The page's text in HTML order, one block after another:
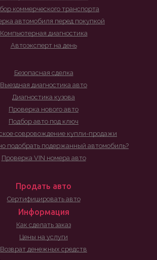
коммерческого транспорта
автомобиля перед покупкой
Компьютерная диагностика
Автоэксперт на день
Безопасная сделка
Выездная диагностика авто
Диагностика кузова
Проверка нового авто
Подбор авто под ключ
совровождение купли-продажи
подобрать подержанный автомобиль?
Проверка VIN номера авто
Продать авто
Сертифицировать авто
Информация
Как сделать заказ
Цены на услуги
Возврат денежных средств